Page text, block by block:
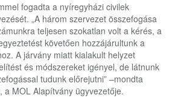
fogadta a nyíregyházi civilek
„A három szervezet összefogása
teljesen szokatlan volt a kérés, a
követően hozzájárultunk a
A járvány miatt kialakult helyzet
és módszereket igényel, de látnunk
tudunk előrejutni” –mondta
a MOL Alapítvány ügyvezetője.